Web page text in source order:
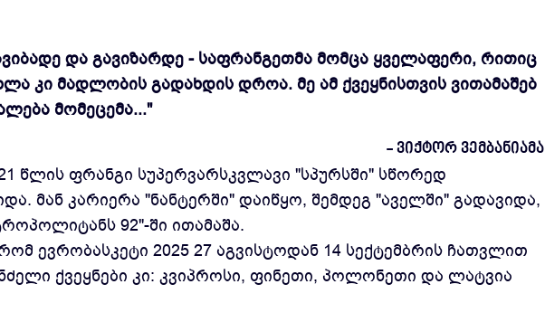
და გავიზარდე - საფრანგეთმა მომცა ყველაფერი, რითიც
კი მადლობის გადახდის დროა. მე ამ ქვეყნისთვის ვითამაშებ
მომეცემა..."
- ვიქტორ ვემბანიამა
წლის ფრანგი სუპერვარსკვლავი "სპურსში" სწორედ
მან კარიერა "ნანტერში" დაიწყო, შემდეგ "აველში" გადავიდა,
92"-ში ითამაშა.
ევრობასკეტი 2025 27 აგვისტოდან 14 სექტემბრის ჩათვლით
ქვეყნები კი: კვიპროსი, ფინეთი, პოლონეთი და ლატვია